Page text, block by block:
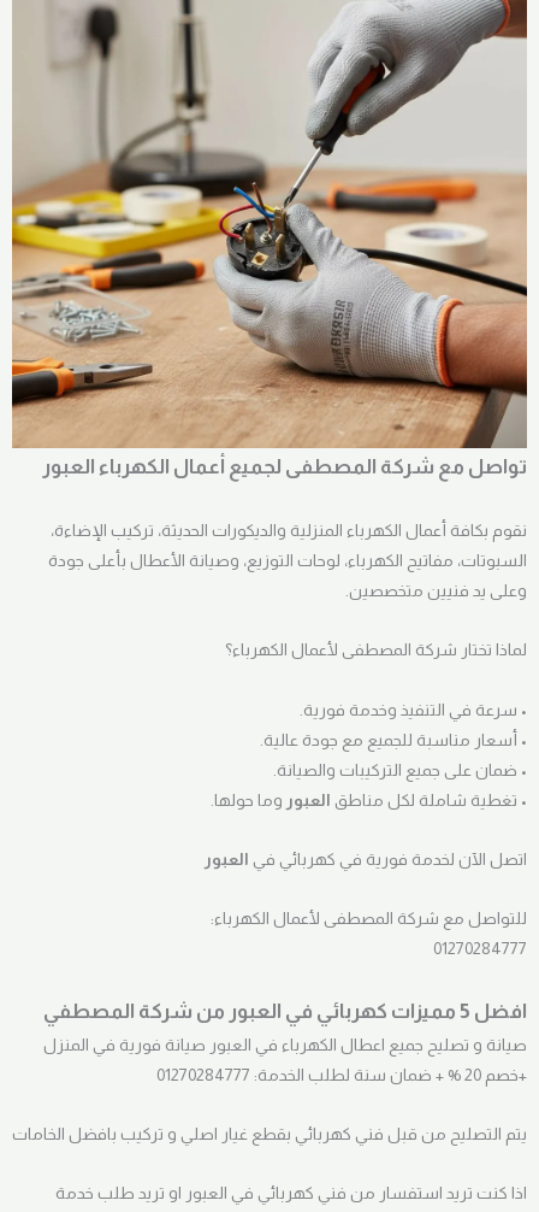
تواصل مع شركة المصطفى لجميع أعمال الكهرباء العبور
نقوم بكافة أعمال الكهرباء المنزلية والديكورات الحديثة، تركيب الإضاءة،
السبوتات، مفاتيح الكهرباء، لوحات التوزيع، وصيانة الأعطال بأعلى جودة
وعلى يد فنيين متخصصين.
لماذا تختار شركة المصطفى لأعمال الكهرباء؟
• سرعة في التنفيذ وخدمة فورية.
• أسعار مناسبة للجميع مع جودة عالية.
• ضمان على جميع التركيبات والصيانة.
• تغطية شاملة لكل مناطق العبور وما حولها.
اتصل الآن لخدمة فورية في كهربائي في العبور
للتواصل مع شركة المصطفى لأعمال الكهرباء:
01270284777
افضل 5 مميزات كهربائي في العبور من شركة المصطفي
صيانة و تصليح جميع اعطال الكهرباء في العبور صيانة فورية في المنزل
+خصم 20 % + ضمان سنة لطلب الخدمة: 01270284777
يتم التصليح من قبل فني كهربائي بقطع غيار اصلي و تركيب بافضل الخامات
اذا كنت تريد استفسار من فني كهربائي في العبور او تريد طلب خدمة